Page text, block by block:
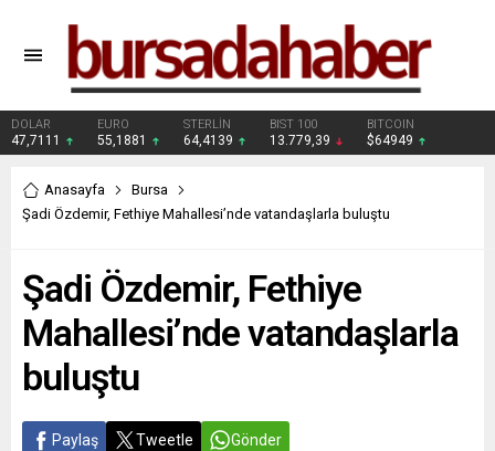
DOLAR
47,7111
EURO
55,1881
STERLİN
64,4139
BIST 100
13.779,39
BITCOIN
$64949
Anasayfa
Bursa
Şadi Özdemir, Fethiye Mahallesi’nde vatandaşlarla buluştu
Şadi Özdemir, Fethiye
Mahallesi’nde vatandaşlarla
buluştu
Paylaş Tweetle Gönder